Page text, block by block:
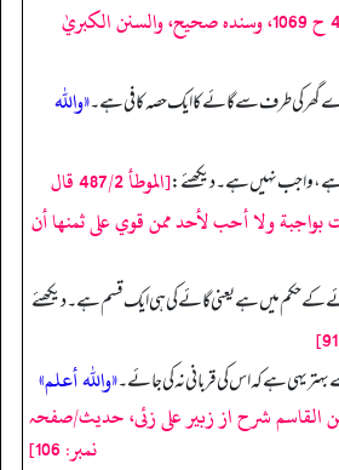
[الموطأ 486/2 ح 1069، وسنده صحيح، والسنن الكبريٰ
کی طرف سے گائے کا ایک حصہ کافی ہے۔«والله
واجب نہیں ہے۔ دیکھئے:
[الموطأ 487/2 قال
ولا أحب لأحد ممن قوي على ثمنها أن
کے حکم میں ہے یعنی گائے کی ہی ایک قسم ہے۔ دیکھئے
بہتر یہی ہے کہ اس کی قربانی نہ کی جائے۔«والله أعلم»
القاسم شرح از زبیر علی زئی، حدیث/صفحہ
نمبر: 106]